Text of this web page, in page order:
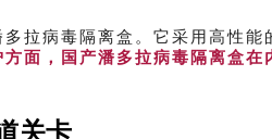
拉病毒隔离盒。它采用高性
面，国产潘多拉病毒隔离盒在
关卡